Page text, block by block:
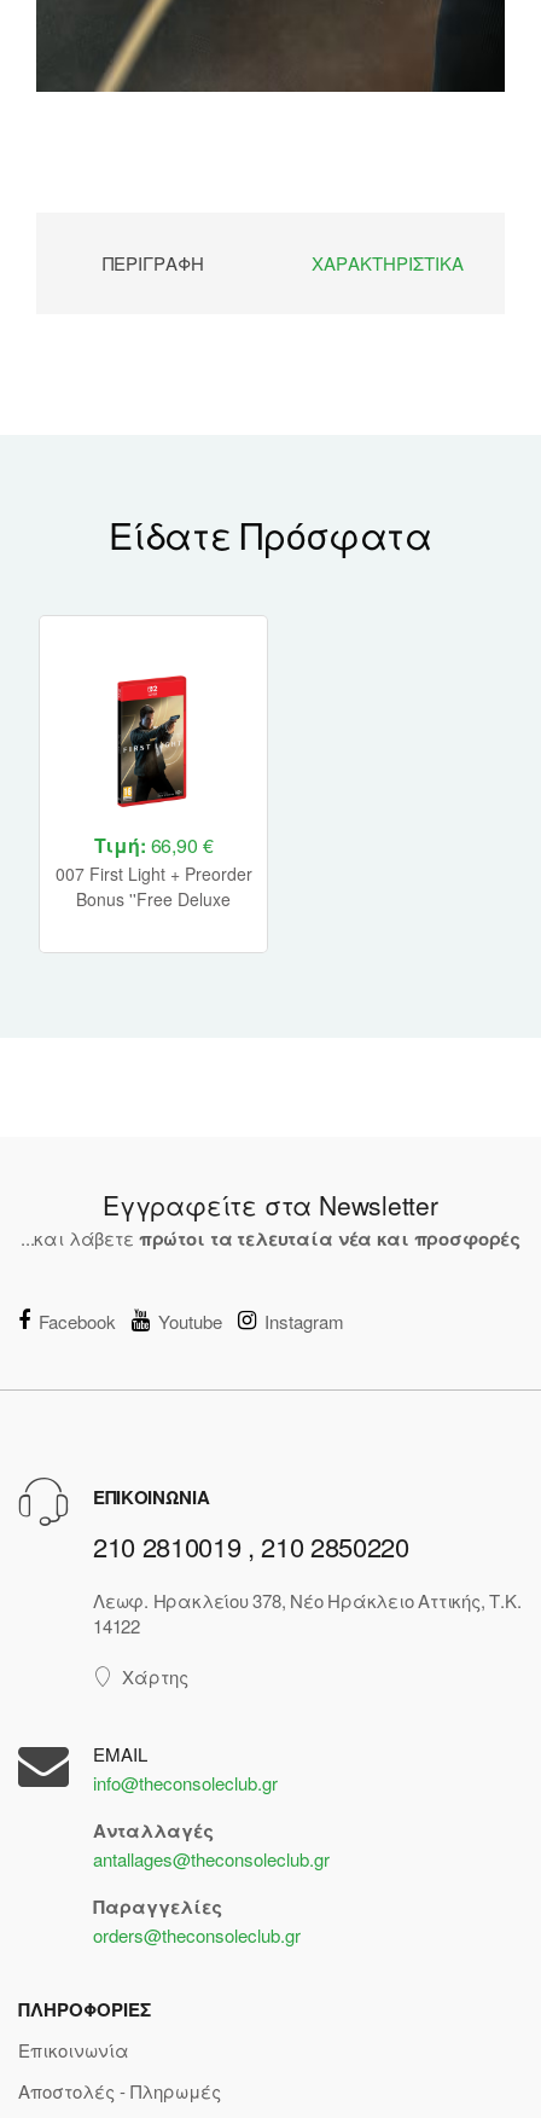
ΠΕΡΙΓΡΑΦΉ ΧΑΡΑΚΤΗΡΙΣΤΙΚΆ
Είδατε Πρόσφατα
Τιμή: 66,90 €
007 First Light + Preorder
Bonus ''Free Deluxe
Nintendo Switch 2 NEW
Εγγραφείτε στα Newsletter
...και λάβετε πρώτοι τα τελευταία νέα και προσφορές
Facebook Youtube Instagram
ΕΠΙΚΟΙΝΩΝΙΑ
210 2810019 , 210 2850220
Λεωφ. Ηρακλείου 378, Νέο Ηράκλειο Αττικής, Τ.Κ.
14122
Χάρτης
EMAIL
info@theconsoleclub.gr
Ανταλλαγές
antallages@theconsoleclub.gr
Παραγγελίες
orders@theconsoleclub.gr
ΠΛΗΡΟΦΟΡΙΕΣ
Επικοινωνία
Αποστολές - Πληρωμές